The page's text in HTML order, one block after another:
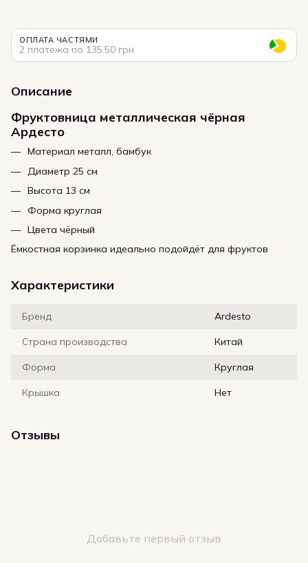
ОПЛАТА ЧАСТЯМИ
2 платежа по 135.50 грн
Описание
Фруктовница металлическая чёрная
Ардесто
Материал металл, бамбук
Диаметр 25 см
Высота 13 см
Форма круглая
Цвета чёрный
Ёмкостная корзинка идеально подойдёт для фруктов
Характеристики
Бренд Ardesto
Страна производства Китай
Форма Круглая
Крышка Нет
Отзывы
Добавьте первый отзыв